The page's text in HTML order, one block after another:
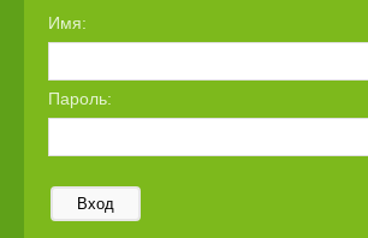
Имя:
Пароль:
Вход